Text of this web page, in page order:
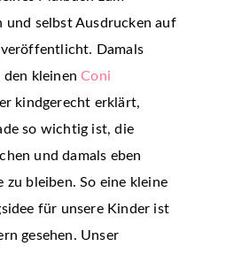
und selbst Ausdrucken auf
veröffentlicht. Damals
den kleinenConi
kindgerecht erklärt,
so wichtig ist, die
und damals eben
zu bleiben. So eine kleine
für unsere Kinder ist
gesehen. Unser